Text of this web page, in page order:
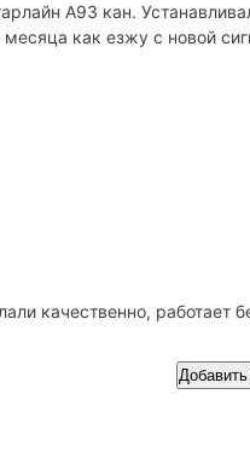
А93 кан.
как езжу с новой
качественно,